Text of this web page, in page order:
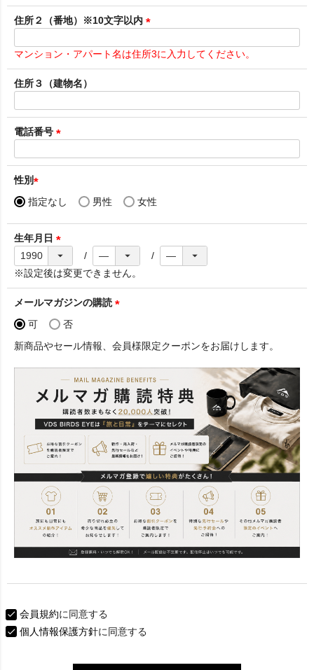
必
須
住所２（番地）※10文字以内
必
須
マンション・アパート名は住所3に入力してください。
住所３（建物名）
電話番号
必
性別
(
須
)
指定なし 男性 女性
生年月日
(
必
須
)
※設定後は変更できません。
メールマガジンの購読
須
可
否
新商品やセール情報、会員様限定クーポンをお届けします。
会員規約に同意する
個人情報保護方針に同意する